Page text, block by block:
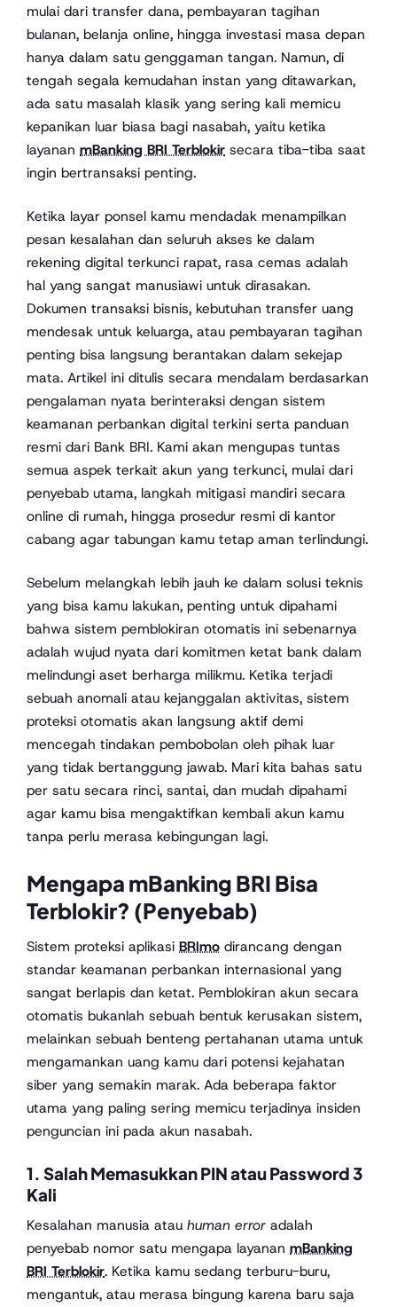
mulai dari transfer dana, pembayaran tagihan
bulanan, belanja online, hingga investasi masa depan
hanya dalam satu genggaman tangan. Namun, di
tengah segala kemudahan instan yang ditawarkan,
ada satu masalah klasik yang sering kali memicu
kepanikan luar biasa bagi nasabah, yaitu ketika
layanan mBanking BRI Terblokir secara tiba-tiba saat
ingin bertransaksi penting.
Ketika layar ponsel kamu mendadak menampilkan
pesan kesalahan dan seluruh akses ke dalam
rekening digital terkunci rapat, rasa cemas adalah
hal yang sangat manusiawi untuk dirasakan.
Dokumen transaksi bisnis, kebutuhan transfer uang
mendesak untuk keluarga, atau pembayaran tagihan
penting bisa langsung berantakan dalam sekejap
mata. Artikel ini ditulis secara mendalam berdasarkan
pengalaman nyata berinteraksi dengan sistem
keamanan perbankan digital terkini serta panduan
resmi dari Bank BRI. Kami akan mengupas tuntas
semua aspek terkait akun yang terkunci, mulai dari
penyebab utama, langkah mitigasi mandiri secara
online di rumah, hingga prosedur resmi di kantor
cabang agar tabungan kamu tetap aman terlindungi.
Sebelum melangkah lebih jauh ke dalam solusi teknis
yang bisa kamu lakukan, penting untuk dipahami
bahwa sistem pemblokiran otomatis ini sebenarnya
adalah wujud nyata dari komitmen ketat bank dalam
melindungi aset berharga milikmu. Ketika terjadi
sebuah anomali atau kejanggalan aktivitas, sistem
proteksi otomatis akan langsung aktif demi
mencegah tindakan pembobolan oleh pihak luar
yang tidak bertanggung jawab. Mari kita bahas satu
per satu secara rinci, santai, dan mudah dipahami
agar kamu bisa mengaktifkan kembali akun kamu
tanpa perlu merasa kebingungan lagi.
Mengapa mBanking BRI Bisa
Terblokir? (Penyebab)
Sistem proteksi aplikasi BRImo dirancang dengan
standar keamanan perbankan internasional yang
sangat berlapis dan ketat. Pemblokiran akun secara
otomatis bukanlah sebuah bentuk kerusakan sistem,
melainkan sebuah benteng pertahanan utama untuk
mengamankan uang kamu dari potensi kejahatan
siber yang semakin marak. Ada beberapa faktor
utama yang paling sering memicu terjadinya insiden
penguncian ini pada akun nasabah.
1. Salah Memasukkan PIN atau Password 3
Kali
Kesalahan manusia atau human error adalah
penyebab nomor satu mengapa layanan mBanking
BRI Terblokir. Ketika kamu sedang terburu-buru,
mengantuk, atau merasa bingung karena baru saja